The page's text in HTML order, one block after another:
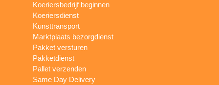
Koeriersbedrijf beginnen
Koeriersdienst
Kunsttransport
Marktplaats bezorgdienst
Pakket versturen
Pakketdienst
Pallet verzenden
Same Day Delivery